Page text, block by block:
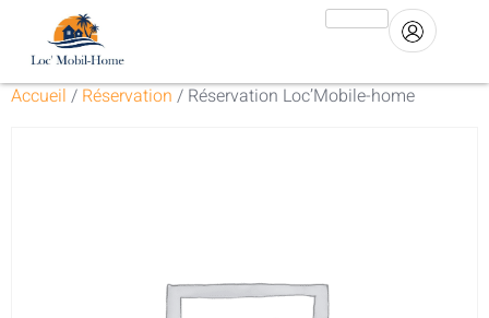
Accueil / Réservation / Réservation Loc’Mobile-home